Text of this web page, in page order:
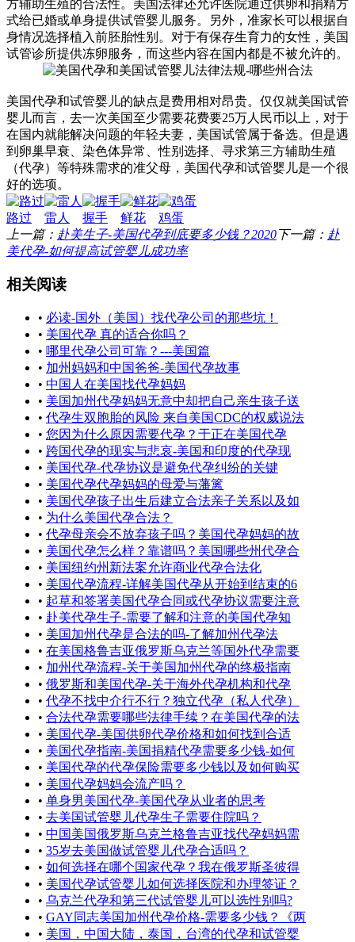
方辅助生殖的合法性。美国法律还允许医院通过供卵和捐精方
式给已婚或单身提供试管婴儿服务。另外，准家长可以根据自
身情况选择植入前胚胎性别。对于有保存生育力的女性，美国
试管诊所提供冻卵服务，而这些内容在国内都是不被允许的。
美国代孕和试管婴儿的缺点是费用相对昂贵。仅仅就美国试管
婴儿而言，去一次美国至少需要花费要25万人民币以上，对于
在国内就能解决问题的年轻夫妻，美国试管属于备选。但是遇
到卵巢早衰、染色体异常、性别选择、寻求第三方辅助生殖
（代孕）等特殊需求的准父母，美国代孕和试管婴儿是一个很
好的选项。
路过 雷人 握手 鲜花
鸡蛋
上一篇： 赴美生子-美国代孕到底要多少钱？2020下一篇： 赴
美代孕-如何提高试管婴儿成功率
相关阅读
• 必读-国外（美国）找代孕公司的那些坑！
• 美国代孕 真的适合你吗？
• 哪里代孕公司可靠？---美国篇
• 加州妈妈和中国爸爸-美国代孕故事
• 中国人在美国找代孕妈妈
• 美国加州代孕妈妈无意中却把自己亲生孩子送
• 代孕生双胞胎的风险 来自美国CDC的权威说法
• 您因为什么原因需要代孕？于正在美国代孕
• 跨国代孕的现实与悲哀-美国和印度的代孕现
• 美国代孕-代孕协议是避免代孕纠纷的关键
• 美国代孕代孕妈妈的母爱与藩篱
• 美国代孕孩子出生后建立合法亲子关系以及如
• 为什么美国代孕合法？
• 代孕母亲会不放弃孩子吗？美国代孕妈妈的故
• 美国代孕怎么样？靠谱吗？美国哪些州代孕合
• 美国纽约州新法案允许商业代孕合法化
• 美国代孕流程-详解美国代孕从开始到结束的6
• 起草和签署美国代孕合同或代孕协议需要注意
• 赴美代孕生子-需要了解和注意的美国代孕知
• 美国加州代孕是合法的吗-了解加州代孕法
• 在美国格鲁吉亚俄罗斯乌克兰等国外代孕需要
• 加州代孕流程-关于美国加州代孕的终极指南
• 俄罗斯和美国代孕-关于海外代孕机构和代孕
• 代孕不找中介行不行？独立代孕（私人代孕）
• 合法代孕需要哪些法律手续？在美国代孕的法
• 美国代孕-美国供卵代孕价格和如何找到合适
• 美国代孕指南-美国捐精代孕需要多少钱-如何
• 美国代孕的代孕保险需要多少钱以及如何购买
• 美国代孕妈妈会流产吗？
• 单身男美国代孕-美国代孕从业者的思考
• 去美国试管婴儿代孕生子需要住院吗？
• 中国美国俄罗斯乌克兰格鲁吉亚找代孕妈妈需
• 35岁去美国做试管婴儿代孕合适吗？
• 如何选择在哪个国家代孕？我在俄罗斯圣彼得
• 美国代孕试管婴儿如何选择医院和办理签证？
• 乌克兰代孕和第三代试管婴儿可以选性别吗?
• GAY同志美国加州代孕价格-需要多少钱？《两
• 美国，中国大陆，泰国，台湾的代孕和试管婴